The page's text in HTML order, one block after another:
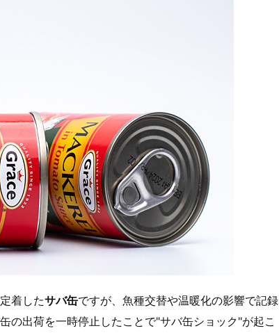
着したサバ缶ですが、魚種交替や温暖化の影響で記録
の出荷を一時停止したことで"サバ缶ショック"が起こ